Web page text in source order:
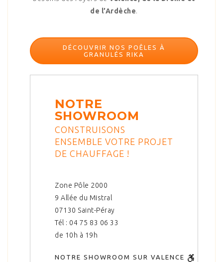
de l’Ardèche.
DÉCOUVRIR NOS POÊLES À
GRANULÉS RIKA
NOTRE
SHOWROOM
CONSTRUISONS
ENSEMBLE VOTRE PROJET
DE CHAUFFAGE !
Zone Pôle 2000
9 Allée du Mistral
07130 Saint-Péray
Tél : 04 75 83 06 33
de 10h à 19h
NOTRE SHOWROOM SUR VALENCE